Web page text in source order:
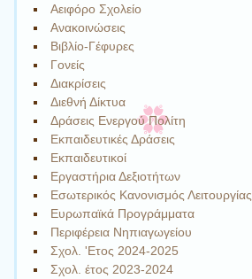
Αειφόρο Σχολείο
Ανακοινώσεις
Βιβλίο-Γέφυρες
Γονείς
Διακρίσεις
Διεθνή Δίκτυα
Δράσεις Ενεργού Πολίτη
Εκπαιδευτικές Δράσεις
Εκπαιδευτικοί
Εργαστήρια Δεξιοτήτων
Εσωτερικός Κανονισμός Λειτουργίας
Ευρωπαϊκά Προγράμματα
Περιφέρεια Νηπιαγωγείου
Σχολ. 'Ετος 2024-2025
Σχολ. έτος 2023-2024